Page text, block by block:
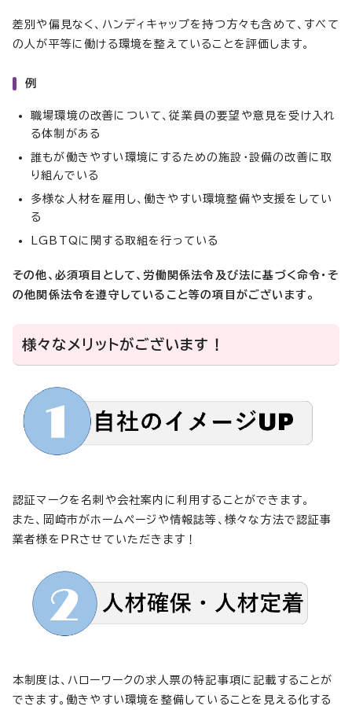
差別や偏見なく、ハンディキャップを持つ方々も含めて、すべて
の人が平等に働ける環境を整えていることを評価します。
例
職場環境の改善について、従業員の要望や意見を受け入れ
る体制がある
誰もが働きやすい環境にするための施設・設備の改善に取
り組んでいる
多様な人材を雇用し、働きやすい環境整備や支援をしてい
る
LGBTQに関する取組を行っている
その他、必須項目として、労働関係法令及び法に基づく命令・そ
の他関係法令を遵守していること等の項目がございます。
様々なメリットがございます！
認証マークを名刺や会社案内に利用することができます。
また、岡崎市がホームページや情報誌等、様々な方法で認証事
業者様をPRさせていただきます！
本制度は、ハローワークの求人票の特記事項に記載することが
できます。働きやすい環境を整備していることを見える化する